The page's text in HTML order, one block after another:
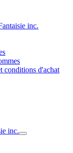
conditions d'achat